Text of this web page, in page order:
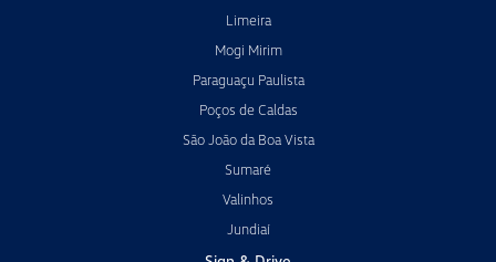
Limeira
Mogi Mirim
Paraguaçu Paulista
Poços de Caldas
São João da Boa Vista
Sumaré
Valinhos
Jundiaí